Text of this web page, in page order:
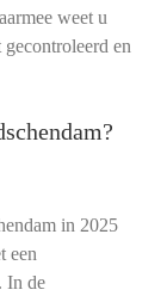
weet u
en
in 2025
een
In de